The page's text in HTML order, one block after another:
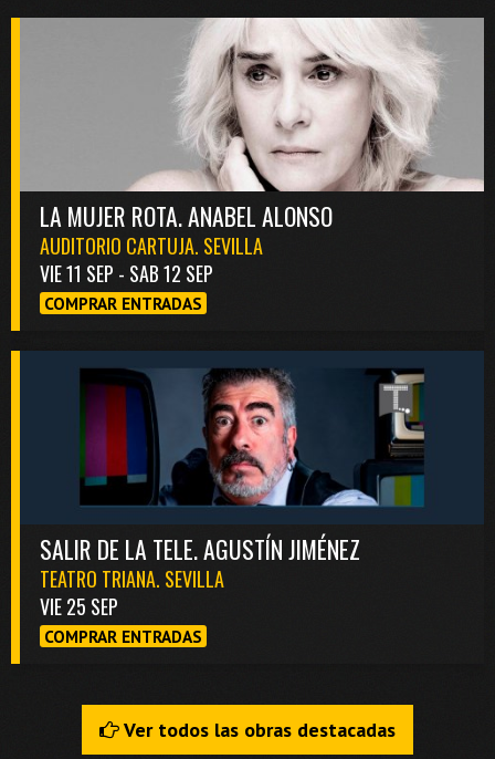
LA MUJER ROTA. ANABEL ALONSO
AUDITORIO CARTUJA. SEVILLA
VIE 11 SEP - SAB 12 SEP
COMPRAR ENTRADAS
SALIR DE LA TELE. AGUSTÍN JIMÉNEZ
TEATRO TRIANA. SEVILLA
VIE 25 SEP
COMPRAR ENTRADAS
Ver todos las obras destacadas